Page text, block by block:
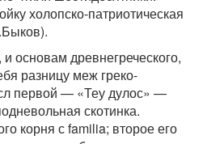
холопско-патриотическая
основам древнегреческого,
разницу меж греко-
первой — «Теу дулос» —
скотинка.
корня с familia; второе его